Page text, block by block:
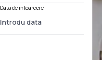
Data de întoarcere